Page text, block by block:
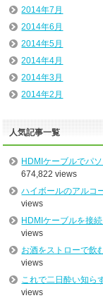
2014年7月
2014年6月
2014年5月
2014年4月
2014年3月
2014年2月
人気記事一覧
HDMIケーブルでパ
674,822 views
ハイボールのアルコ
views
HDMIケーブルを接
views
お酒をストローで飲
views
これで二日酔い知ら
views